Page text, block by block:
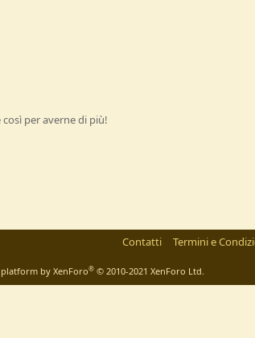
per averne di più!
Contatti Termini e
by XenForo® © 2010-2021 XenForo Ltd.